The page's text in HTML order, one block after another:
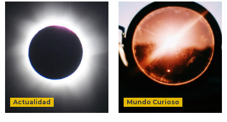
Actualidad Mundo Curioso